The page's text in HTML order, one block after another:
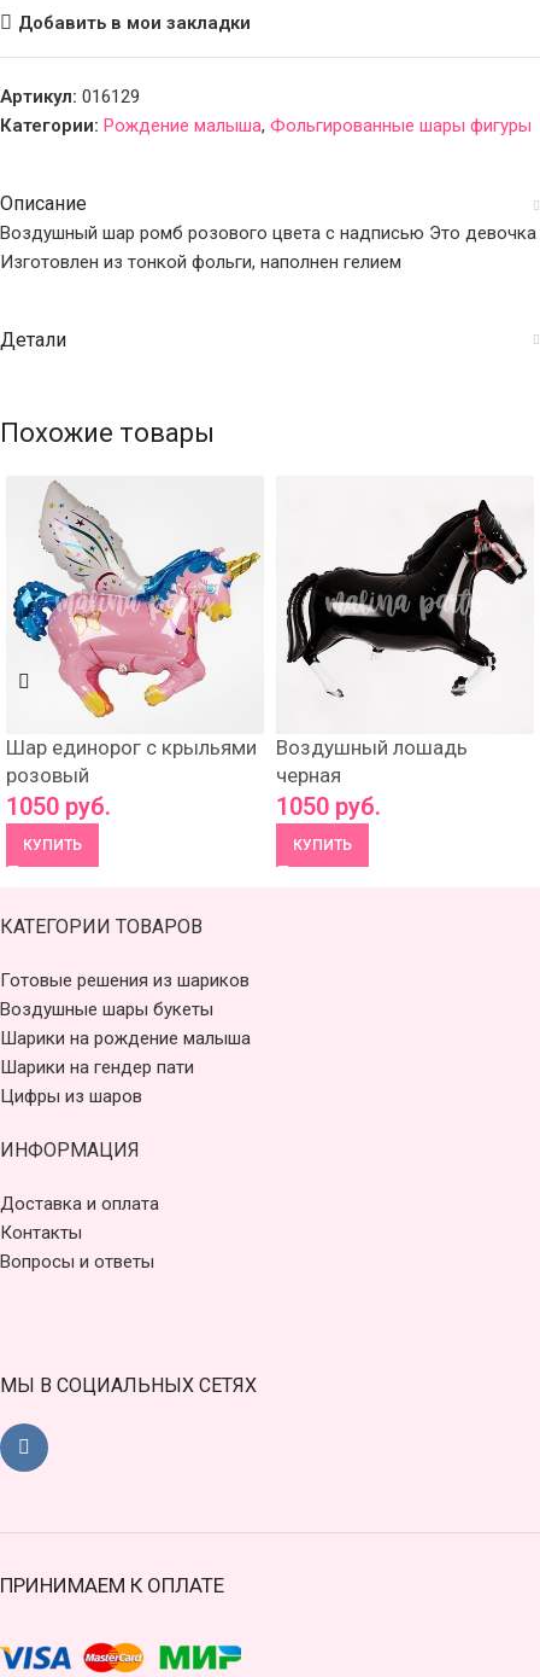
Добавить в мои закладки
Артикул: 016129
Категории: Рождение малыша, Фольгированные шары фигуры
Описание
Воздушный шар ромб розового цвета с надписью Это девочка
Изготовлен из тонкой фольги, наполнен гелием
Детали
Похожие товары
Шар единорог с крыльями
розовый
1050 руб.
КУПИТЬ
Воздушный лошадь
черная
1050 руб.
КУПИТЬ
КАТЕГОРИИ ТОВАРОВ
Готовые решения из шариков
Воздушные шары букеты
Шарики на рождение малыша
Шарики на гендер пати
Цифры из шаров
ИНФОРМАЦИЯ
Доставка и оплата
Контакты
Вопросы и ответы
МЫ В СОЦИАЛЬНЫХ СЕТЯХ
ПРИНИМАЕМ К ОПЛАТЕ